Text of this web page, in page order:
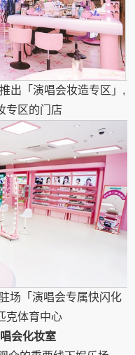
出「演唱会妆造专区」,
专区的门店
场「演唱会专属快闪化
克体育中心
会化妆室